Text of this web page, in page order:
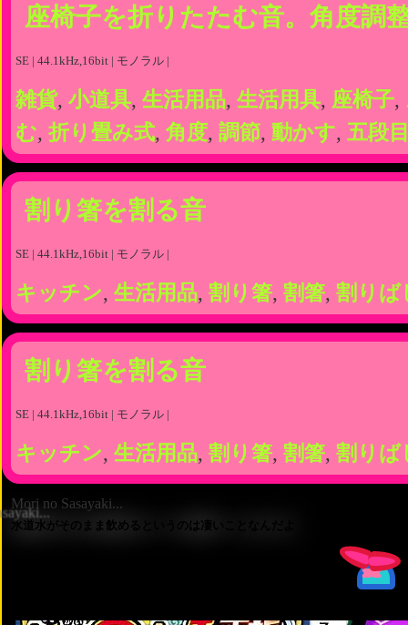
座椅子を折りたたむ音。角度調
SE | 44.1kHz,16bit | モノラル |
雑貨, 小道具, 生活用品, 生活用具, 座椅子,
む, 折り畳み式, 角度, 調節, 動かす, 五段
割り箸を割る音
SE | 44.1kHz,16bit | モノラル |
キッチン, 生活用品, 割り箸, 割箸, 割りば
割り箸を割る音
SE | 44.1kHz,16bit | モノラル |
キッチン, 生活用品, 割り箸, 割箸, 割りば
Mori no Sasayaki...
水道水がそのまま飲めるというのは凄いことなんだよ